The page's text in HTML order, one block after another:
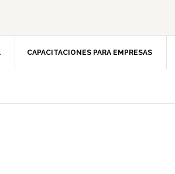
CAPACITACIONES PARA EMPRESAS